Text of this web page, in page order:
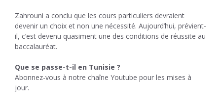
Zahrouni a conclu que les cours particuliers devraient
devenir un choix et non une nécessité. Aujourd’hui, prévient-
il, c’est devenu quasiment une des conditions de réussite au
baccalauréat.
Que se passe-t-il en Tunisie ?
Abonnez-vous à notre chaîne Youtube pour les mises à
jour.